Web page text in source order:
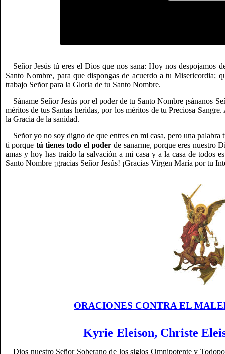
Señor Jesús tú eres el Dios que nos sana: Hoy nos despojamos
Santo Nombre, para que dispongas de acuerdo a tu Misericordia;
trabajo Señor para la Gloria de tu Santo Nombre.
Sáname Señor Jesús por el poder de tu Santo Nombre ¡sánanos
méritos de tus Santas heridas, por los méritos de tu Preciosa
la Gracia de la sanidad.
Señor yo no soy digno de que entres en mi casa, pero una
ti porque tú tienes todo el poder de sanarme, porque eres nuestro
amas y hoy has traído la salvación a mi casa y a la casa de todos
Santo Nombre ¡gracias Señor Jesús! ¡Gracias Virgen María por tu
ORACIONES CONTRA EL
Kyrie Eleison, Christe
Dios nuestro Señor Soberano de los siglos Omnipotente y